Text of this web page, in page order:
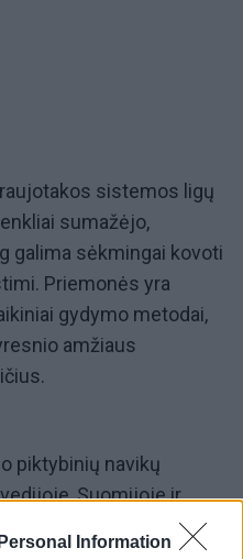
Information
sistemos ligų
sumažėjo,
galima sėkmingai kovoti
Priemonės yra
gydymo metodai,
amžiaus
piktybinių navikų
Suomijoje ir
100 000 gyventojų.